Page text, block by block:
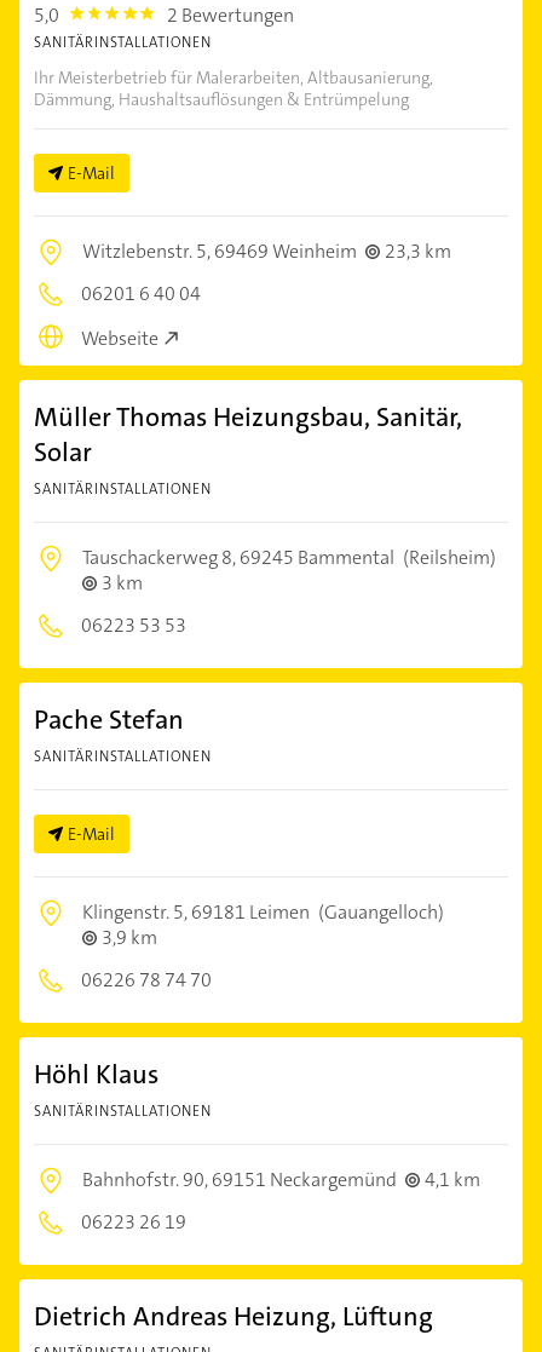
5,0 5.0 2 Bewertungen
SANITÄRINSTALLATIONEN
Ihr Meisterbetrieb für Malerarbeiten, Altbausanierung,
Dämmung, Haushaltsauflösungen & Entrümpelung
E-Mail
Witzlebenstr. 5,69469 Weinheim
23,3 km
06201 6 40 04
Webseite
Müller Thomas Heizungsbau, Sanitär,
Solar
SANITÄRINSTALLATIONEN
Tauschackerweg 8,69245 Bammental (Reilsheim)
3 km
06223 53 53
Pache Stefan
SANITÄRINSTALLATIONEN
E-Mail
Klingenstr. 5,69181 Leimen (Gauangelloch)
3,9 km
06226 78 74 70
Höhl Klaus
SANITÄRINSTALLATIONEN
Bahnhofstr. 90,69151 Neckargemünd
4,1 km
06223 26 19
Dietrich Andreas Heizung, Lüftung